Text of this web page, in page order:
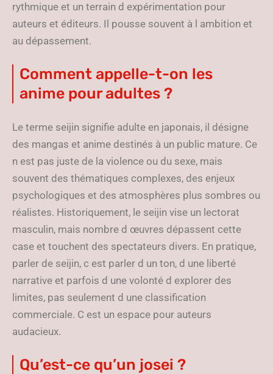
rythmique et un terrain d expérimentation pour
auteurs et éditeurs. Il pousse souvent à l ambition et
au dépassement.
Comment appelle-t-on les
anime pour adultes ?
Le terme seijin signifie adulte en japonais, il désigne
des mangas et anime destinés à un public mature. Ce
n est pas juste de la violence ou du sexe, mais
souvent des thématiques complexes, des enjeux
psychologiques et des atmosphères plus sombres ou
réalistes. Historiquement, le seijin vise un lectorat
masculin, mais nombre d œuvres dépassent cette
case et touchent des spectateurs divers. En pratique,
parler de seijin, c est parler d un ton, d une liberté
narrative et parfois d une volonté d explorer des
limites, pas seulement d une classification
commerciale. C est un espace pour auteurs
audacieux.
Qu’est-ce qu’un josei ?